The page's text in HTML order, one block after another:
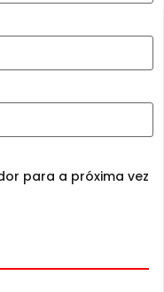
para a próxima vez